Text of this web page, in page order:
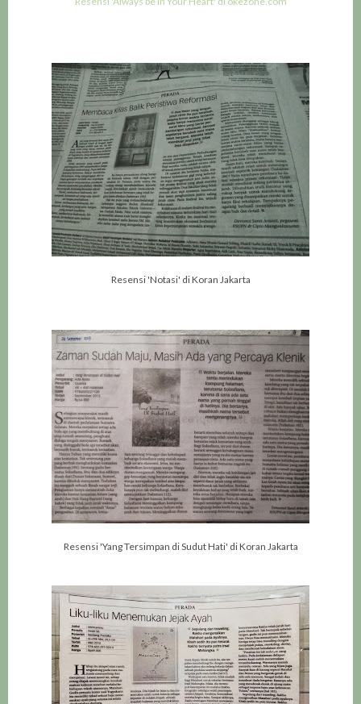
Resensi 'Notasi' di Koran Jakarta
Resensi 'Yang Tersimpan di Sudut Hati' di Koran Jakarta